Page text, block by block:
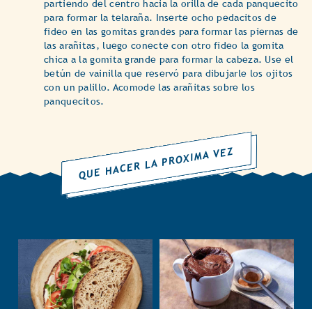
partiendo del centro hacia la orilla de cada panquecito
para formar la telaraña. Inserte ocho pedacitos de
fideo en las gomitas grandes para formar las piernas de
las arañitas, luego conecte con otro fideo la gomita
chica a la gomita grande para formar la cabeza. Use el
betún de vainilla que reservó para dibujarle los ojitos
con un palillo. Acomode las arañitas sobre los
panquecitos.
QUE HACER LA PROXIMA VEZ